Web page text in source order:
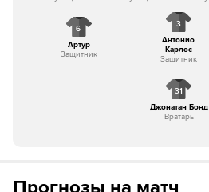
31
Джонатан Бонд
Вратарь
6
Артур
Защитник
3
Антонио
Карлос
Защитник